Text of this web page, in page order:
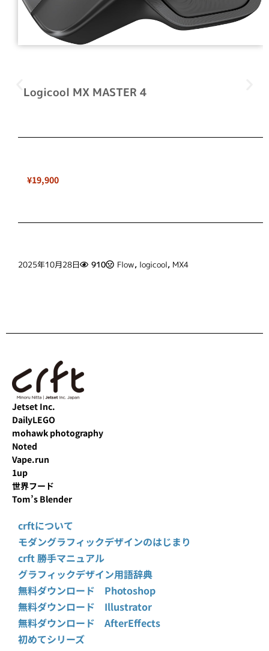
Logicool MX MASTER 4
¥19,900
2025年10月28日 910 Flow, logicool, MX4
Jetset Inc.
DailyLEGO
mohawk photography
Noted
Vape.run
1up
世界フード
Tom’s Blender
crftについて
モダングラフィックデザインのはじまり
crft 勝手マニュアル
グラフィックデザイン用語辞典
無料ダウンロード Photoshop
無料ダウンロード Illustrator
無料ダウンロード AfterEffects
初めてシリーズ